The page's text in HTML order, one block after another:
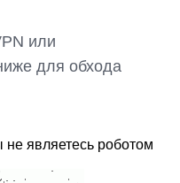
или
для обхода
являетесь роботом